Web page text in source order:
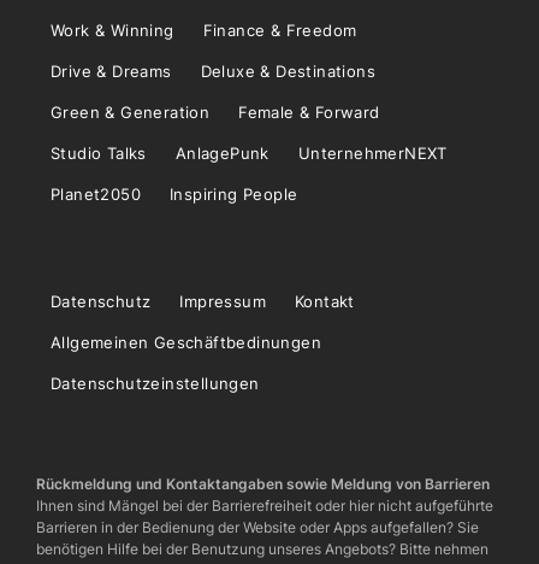
Work & Winning Finance & Freedom
Drive & Dreams Deluxe & Destinations
Green & Generation Female & Forward
Studio Talks AnlagePunk UnternehmerNEXT
Planet2050 Inspiring People
Datenschutz Impressum Kontakt
Allgemeinen Geschäftbedinungen
Datenschutzeinstellungen
Rückmeldung und Kontaktangaben sowie Meldung von Barrieren
Ihnen sind Mängel bei der Barrierefreiheit oder hier nicht aufgeführte
Barrieren in der Bedienung der Website oder Apps aufgefallen? Sie
benötigen Hilfe bei der Benutzung unseres Angebots? Bitte nehmen